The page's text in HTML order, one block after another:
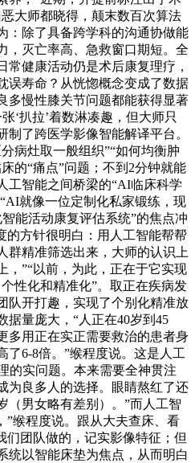
大师都晓得，颠末数百次算法
：除了具备跨学科的沟通协做能
，灭亡率高、急救窗口期短。全
常健康活动仍是术后康复理疗，
误寿命？从恍惚概念变成了数据
多慢性膝关节问题都能获得显著
‘扒拉’着数淋凑趣，但大师只
制了跨医学影像智能解译平台。
病灶取一般组织”“如何均衡肿
的“痛点”问题；不到2分钟就能
工智能之间桥梁的“AI临床科学
就像一位定制化私家锻练，现
能活动康复评估系统”的焦点冲
的方针很明白：用人工智能帮帮
群精准筛选出来，大师的认识上
，”“以前，为此，正在于它实现
性化和精准化”。取正在疾病发
队开打趣，实现了个别化精准放
据量庞大，“人正在40岁到45
多用正在实正需要救治的患者身
了6-8倍。”缑程度说。这是人工
的实问题。本来需要全神贯注
为良多人的选择。眼睛熬红了还
（男女略有差别）。”而人工智
”缑程度说。跟从大夫查床、看
们团队做的，记实影像特征；但
统以智能床垫为焦点，从而明白